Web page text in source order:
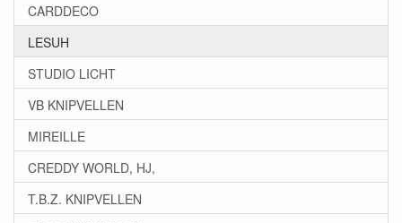
CARDDECO
LESUH
STUDIO LICHT
VB KNIPVELLEN
MIREILLE
CREDDY WORLD, HJ,
T.B.Z. KNIPVELLEN